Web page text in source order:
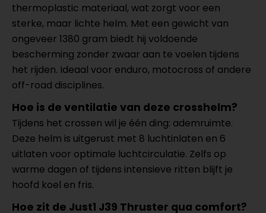
thermoplastic materiaal, wat zorgt voor een
sterke, maar lichte helm. Met een gewicht van
ongeveer 1380 gram biedt hij voldoende
bescherming zonder zwaar aan te voelen tijdens
het rijden. Ideaal voor enduro, motocross of andere
off-road disciplines.
Hoe is de ventilatie van deze crosshelm?
Tijdens het crossen wil je één ding: ademruimte.
Deze helm is uitgerust met 8 luchtinlaten en 6
uitlaten voor optimale luchtcirculatie. Zelfs op
warme dagen of tijdens intensieve ritten blijft je
hoofd koel en fris.
Hoe zit de Just1 J39 Thruster qua comfort?